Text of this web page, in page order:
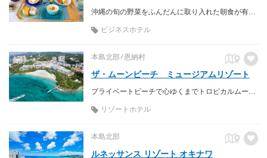
沖縄の旬の野菜をふんだんに取り入れた朝食が有名な老舗ホテル
ビジネスホテル
本島北部 恩納村
ザ・ムーンビーチ ミュージアムリゾート
リゾートホテル
本島北部
ルネッサンス リゾート オキナワ